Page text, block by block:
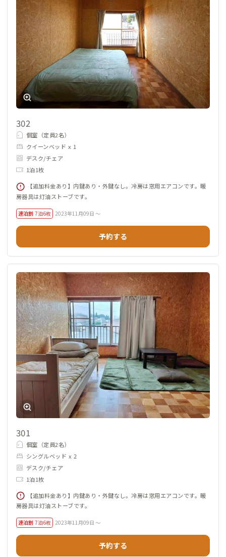
302
個室（定員2名）
クイーンベッド x 1
デスク/チェア
1泊1枚
【追加料金あり】内鍵あり・外鍵なし。冷房は窓用エアコンです。暖
房器具は灯油ストーブです。
連泊割 7泊6枚 2023年11月09日 ～
予約する
301
個室（定員2名）
シングルベッド x 2
デスク/チェア
1泊1枚
【追加料金あり】内鍵あり・外鍵なし。冷房は窓用エアコンです。暖
房器具は灯油ストーブです。
連泊割 7泊6枚 2023年11月09日 ～
予約する